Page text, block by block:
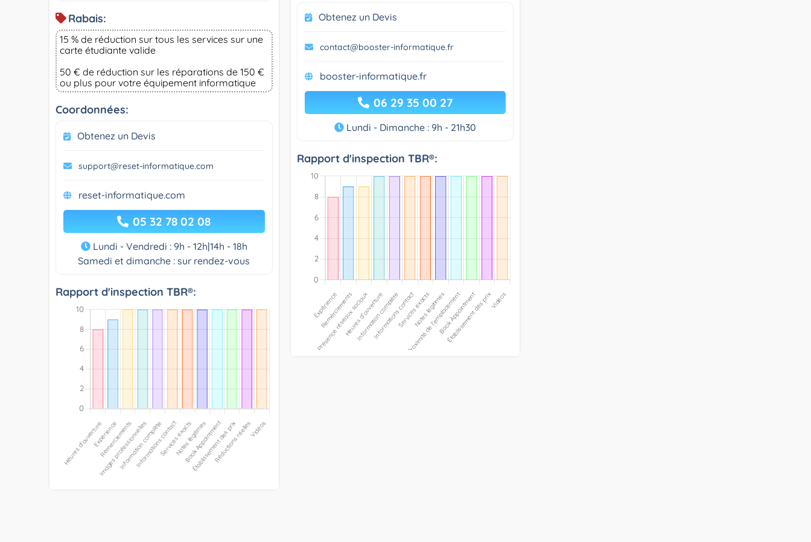
Rabais:
15 % de réduction sur tous les services sur une
carte étudiante valide
50 € de réduction sur les réparations de 150 €
ou plus pour votre équipement informatique
Coordonnées:
Obtenez un Devis
support@reset-informatique.com
reset-informatique.com
05 32 78 02 08
Lundi - Vendredi : 9h - 12h|14h - 18h
Samedi et dimanche : sur rendez-vous
Rapport d'inspection TBR®:
Obtenez un Devis
contact@booster-informatique.fr
booster-informatique.fr
06 29 35 00 27
Lundi - Dimanche : 9h - 21h30
Rapport d'inspection TBR®: